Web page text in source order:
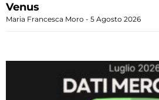
Venus
Maria Francesca Moro 5 Agosto 2026